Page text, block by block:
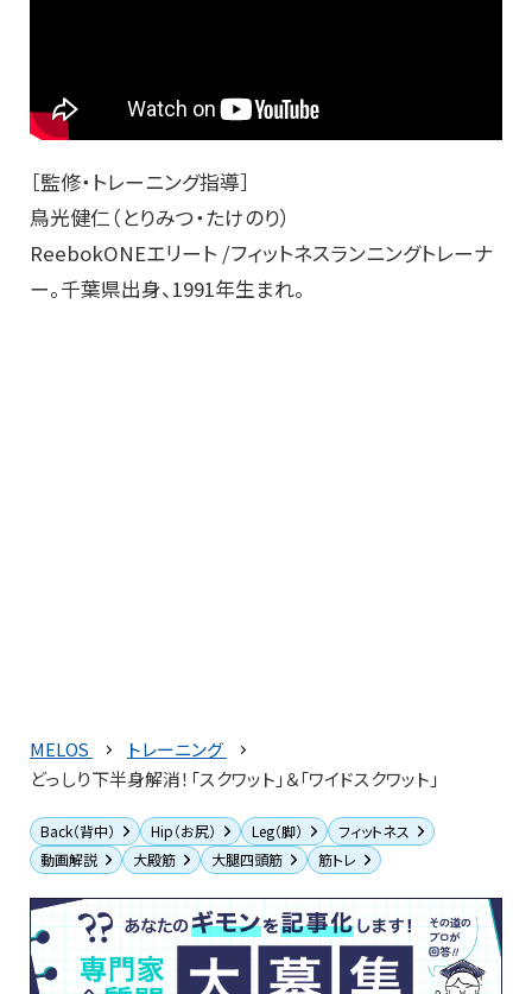
［監修・トレーニング指導］
鳥光健仁（とりみつ・たけのり）
ReebokONEエリート /フィットネスランニングトレーナ
ー。千葉県出身、1991年生まれ。
MELOS
トレーニング
どっしり下半身解消！「スクワット」＆「ワイドスクワット」
Back（背中） Hip（お尻） Leg（脚）
フィットネス
動画解説
大殿筋 大腿四頭筋 筋トレ